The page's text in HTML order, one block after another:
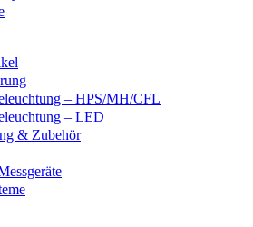
– HPS/MH/CFL
– LED
& Zubehör